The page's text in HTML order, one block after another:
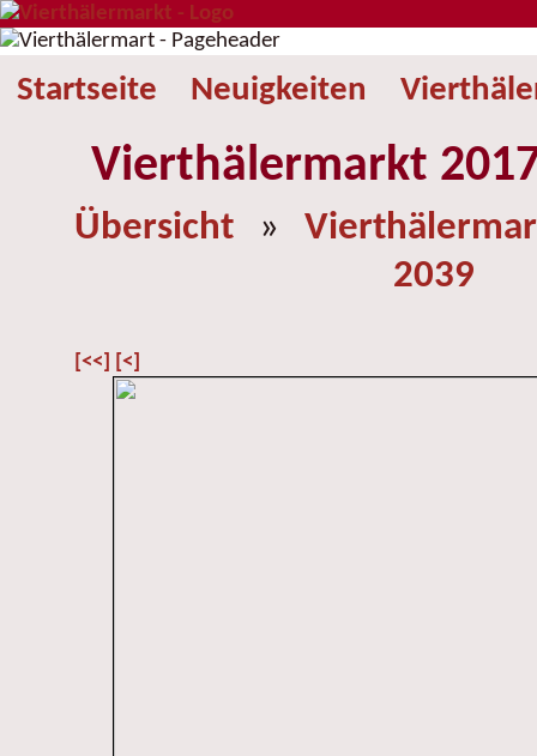
Startseite Neuigkeiten
Vierthälermarkt
Übersicht »
2039
[<<] [<]